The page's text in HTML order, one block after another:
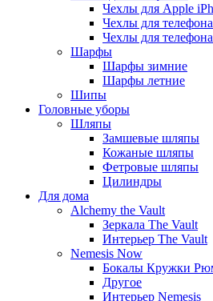
Чехлы для Apple
Чехлы для
Чехлы для
Шарфы
Шарфы зимние
Шарфы летние
Шипы
Головные уборы
Шляпы
Замшевые шляпы
Кожаные шляпы
Фетровые шляпы
Цилиндры
Для дома
Alchemy the Vault
Зеркала The Vault
Интерьер The Vault
Nemesis Now
Бокалы Кружки
Другое
Интерьер Nemesis